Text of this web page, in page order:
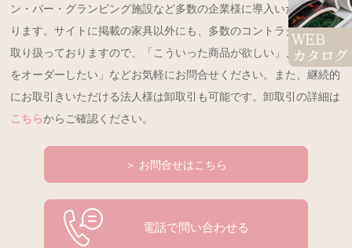
ン・バー・グランピング施設など多数の企業様に導入いただいてお
ります。サイトに掲載の家具以外にも、多数のコントラクト製品を
取り扱っておりますので、「こういった商品が欲しい」、「特注品
をオーダーしたい」などお気軽にお問合せください。また、継続的
にお取引きいただける法人様は卸取引も可能です。卸取引の詳細は
こちらからご確認ください。
＞ お問合せはこちら
電話で問い合わせる